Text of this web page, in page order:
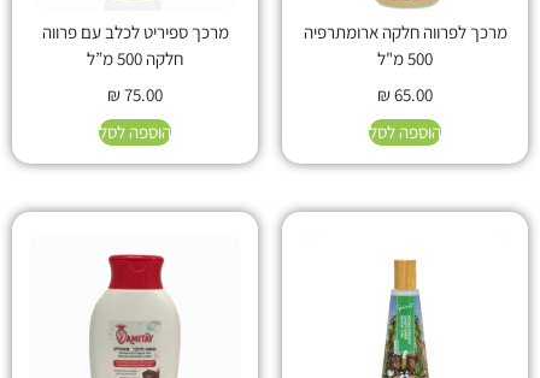
מרכך לפרווה חלקה ארומתרפיה
500 מ"ל
₪65.00
הוספה לסל
מרכך ספיריט לכלב עם פרווה
חלקה 500 מ”ל
₪75.00
הוספה לסל